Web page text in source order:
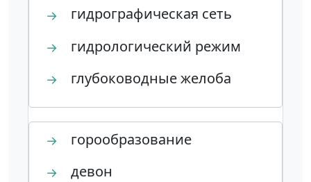
→ гидрографическая сеть
→ гидрологический режим
→ глубоководные желоба
→ горообразование
→ девон